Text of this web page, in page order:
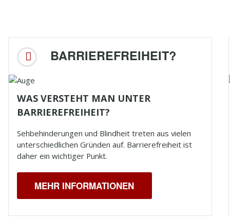
BARRIEREFREIHEIT?
WAS VERSTEHT MAN UNTER
BARRIEREFREIHEIT?
Sehbehinderungen und Blindheittreten aus vielen
unterschiedlichen Gründen auf. Barrierefreiheit ist
daher ein wichtiger Punkt.
MEHR INFORMATIONEN